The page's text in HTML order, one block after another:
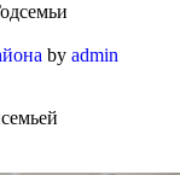
by admin